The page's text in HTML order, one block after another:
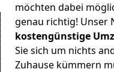
möchten dabei
genau richtig! Unser
kostengünstige
Sie sich um nichts
Zuhause kümmern